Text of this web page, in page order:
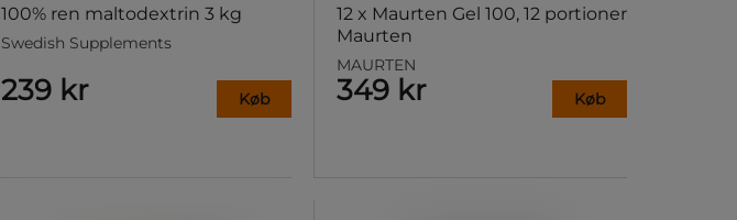
100% ren maltodextrin 3 kg
Swedish Supplements
239 kr Køb
12 x Maurten Gel 100, 12 portioner
Maurten
MAURTEN
349 kr Køb